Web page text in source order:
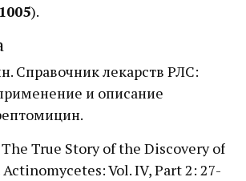
).
Справочник лекарств РЛС:
и описание
True Story of the Discovery of
Vol. IV, Part 2: 27-